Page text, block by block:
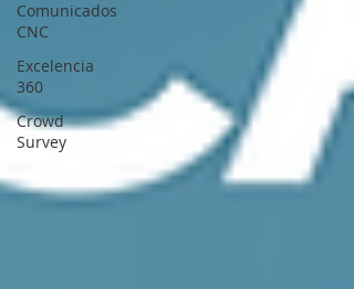
Comunicados
CNC
Excelencia
360
Crowd
Survey